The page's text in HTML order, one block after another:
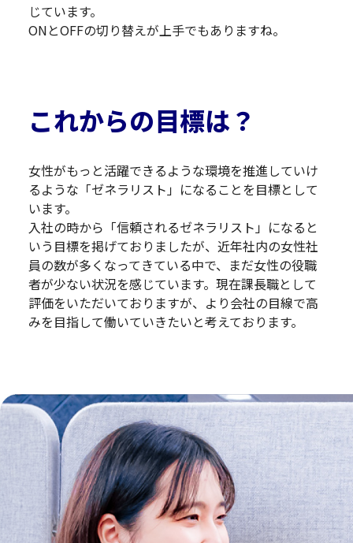
じています。
ONとOFFの切り替えが上手でもありますね。
これからの目標は？
女性がもっと活躍できるような環境を推進していけ
るような「ゼネラリスト」になることを目標として
います。
入社の時から「信頼されるゼネラリスト」になると
いう目標を掲げておりましたが、近年社内の女性社
員の数が多くなってきている中で、まだ女性の役職
者が少ない状況を感じています。現在課長職として
評価をいただいておりますが、より会社の目線で高
みを目指して働いていきたいと考えております。